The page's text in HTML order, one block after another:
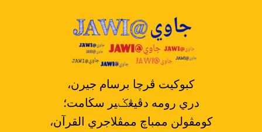
،کبوکيت ڤرچا برسام جيرن
دري رومه دڤيڠݢير سڬامت؛
،کومڤولن ممباچ ممڤلاجري القرآن